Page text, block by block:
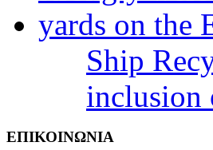
Ship
inclusion
ΕΠΙΚΟΙΝΩΝΙΑ